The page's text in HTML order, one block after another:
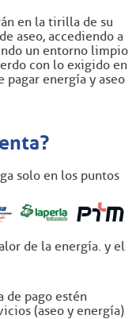
en la tirilla de su
aseo, accediendo a
un entorno limpio
con lo exigido en
pagar energía y aseo
solo en los puntos
de la energía. y el
de pago estén
(aseo y energía)